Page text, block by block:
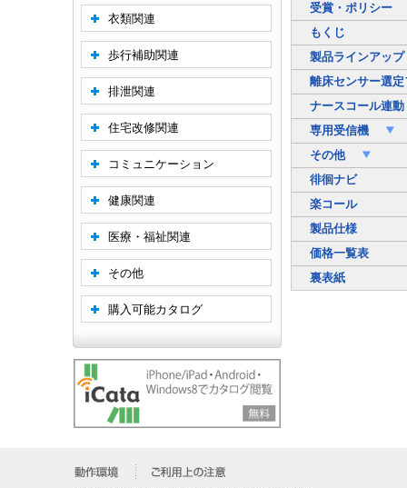
受賞・ポリシー
もくじ
製品ラインアップ
離床センサー選
ナースコール連動
専用受信機
その他
徘徊ナビ
楽コール
製品仕様
価格一覧表
裏表紙
衣類関連
歩行補助関連
排泄関連
住宅改修関連
コミュニケーション
健康関連
医療・福祉関連
その他
購入可能カタログ